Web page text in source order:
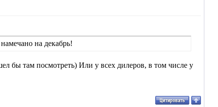
на декабрь!
бы там посмотреть) Или у всех дилеров, в том числе у